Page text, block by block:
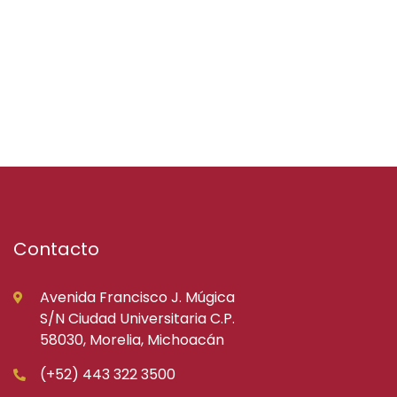
Contacto
Avenida Francisco J. Múgica
S/N Ciudad Universitaria C.P.
58030, Morelia, Michoacán
(+52) 443 322 3500